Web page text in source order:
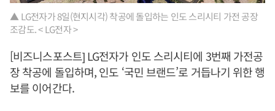
▲ LG전자가 8일(현지시각) 착공에 돌입하는 인도 스리시티 가전 공장
조감도. < LG전자 >
[비즈니스포스트] LG전자가 인도 스리시티에 3번째 가전공
장 착공에 돌입하며, 인도 ‘국민 브랜드’로 거듭나기 위한 행
보를 이어간다.